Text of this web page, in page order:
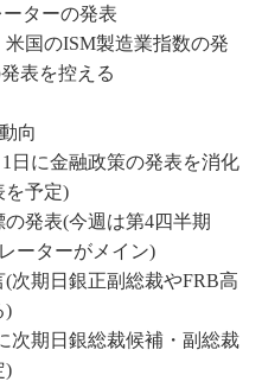
ターの発表
国のISM製造業指数の発
表を控える
向
日に金融政策の発表を消化
予定)
発表(今週は第4四半期
ーターがメイン)
次期日銀正副総裁やFRB高
)
次期日銀総裁候補・副総裁
)